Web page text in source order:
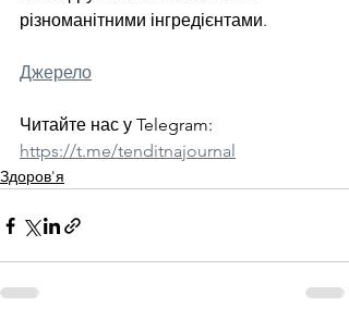
різноманітними інгредієнтами.
Джерело
Читайте нас у Telegram:
https://t.me/tenditnajournal
Здоров'я